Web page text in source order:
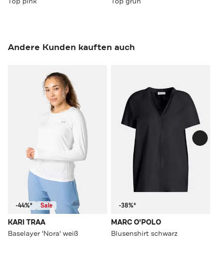
Andere Kunden kauften auch
-44%* Sale
KARI TRAA
Baselayer 'Nora' weiß
-38%*
MARC O'POLO
Blusenshirt schwarz